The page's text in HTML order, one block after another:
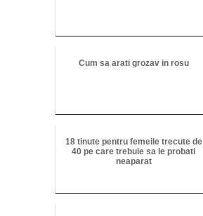
Cum sa arati grozav in rosu
18 tinute pentru femeile trecute de
40 pe care trebuie sa le probati
neaparat